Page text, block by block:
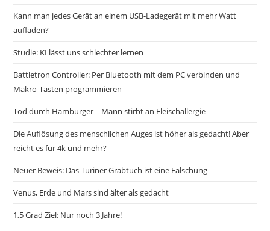
Kann man jedes Gerät an einem USB-Ladegerät mit mehr Watt
aufladen?
Studie: KI lässt uns schlechter lernen
Battletron Controller: Per Bluetooth mit dem PC verbinden und
Makro-Tasten programmieren
Tod durch Hamburger – Mann stirbt an Fleischallergie
Die Auflösung des menschlichen Auges ist höher als gedacht! Aber
reicht es für 4k und mehr?
Neuer Beweis: Das Turiner Grabtuch ist eine Fälschung
Venus, Erde und Mars sind älter als gedacht
1,5 Grad Ziel: Nur noch 3 Jahre!